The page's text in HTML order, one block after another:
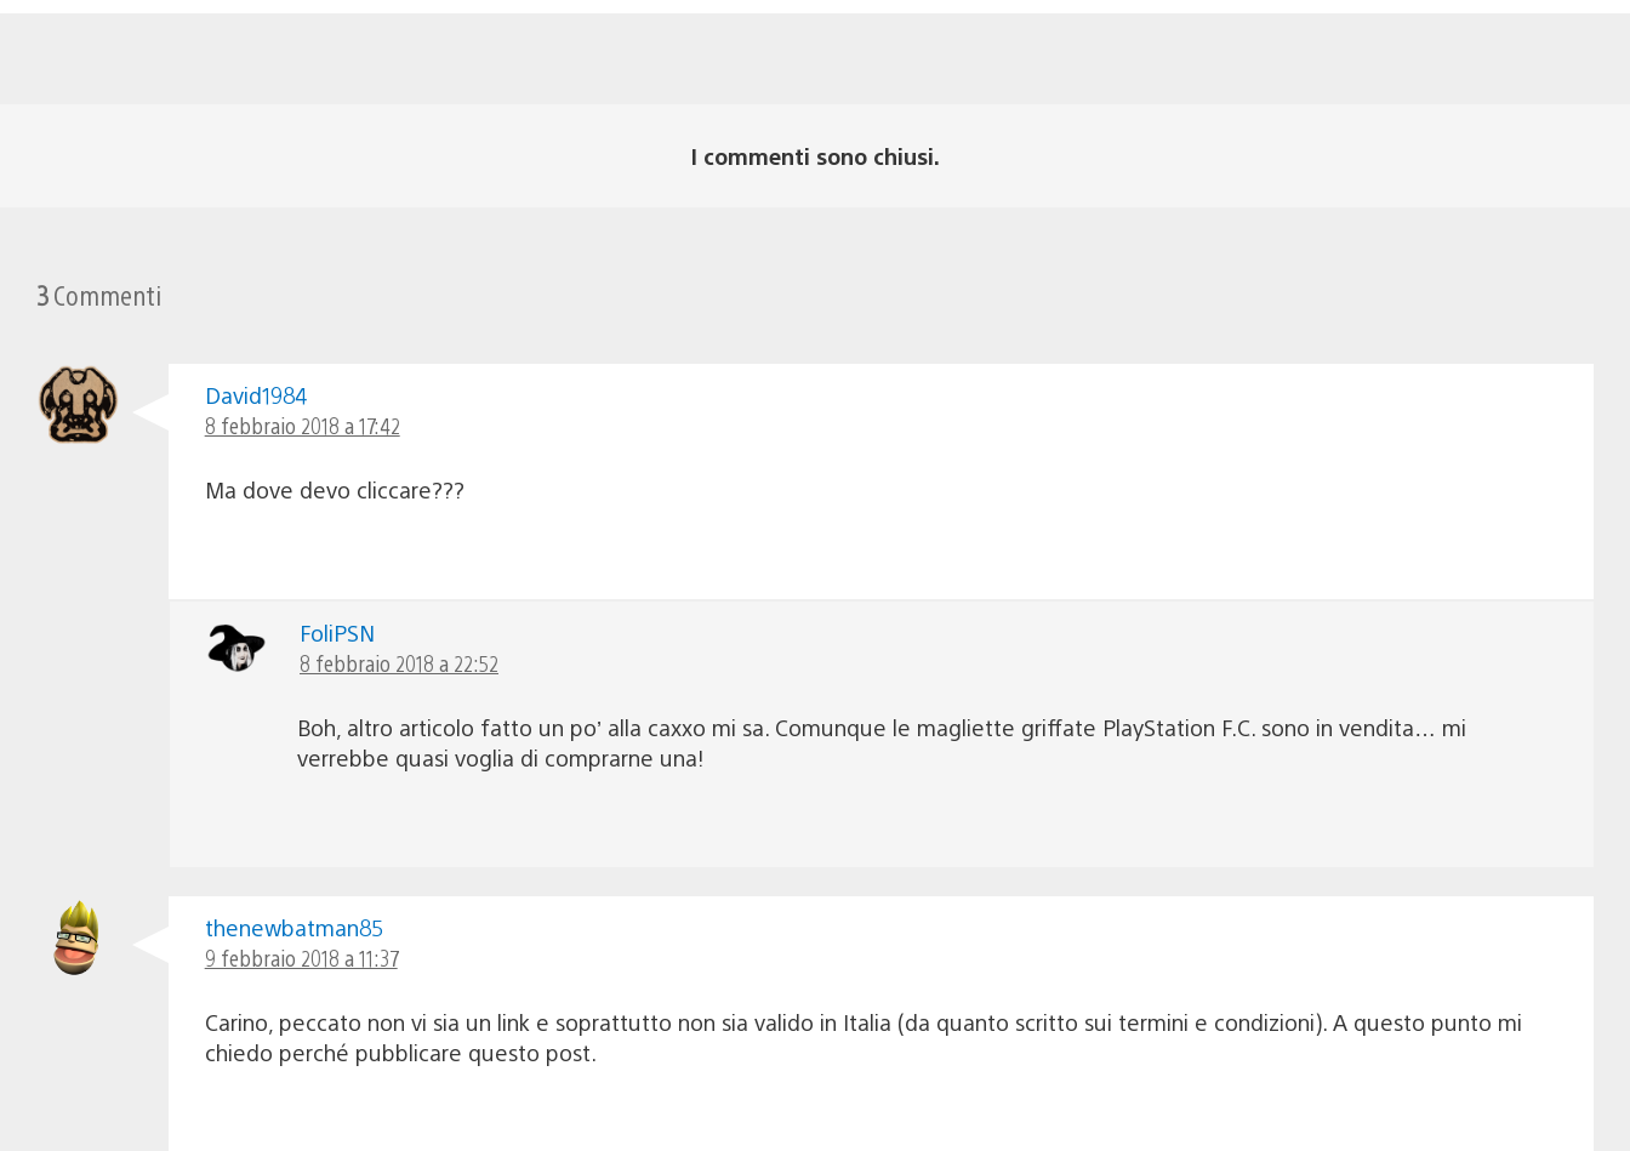
I commenti sono chiusi.
3Commenti
David1984
8 febbraio 2018 a 17:42
Ma dove devo cliccare???
FoliPSN
8 febbraio 2018 a 22:52
Boh, altro articolo fatto un po’ alla caxxo mi sa. Comunque le magliette griffate PlayStation F.C. sono in vendita… mi
verrebbe quasi voglia di comprarne una!
thenewbatman85
9 febbraio 2018 a 11:37
Carino, peccato non vi sia un link e soprattutto non sia valido in Italia (da quanto scritto sui termini e condizioni). A questo punto mi
chiedo perché pubblicare questo post.